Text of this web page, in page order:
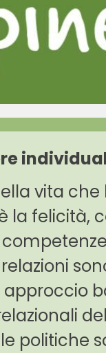
vita
la felicità,
approccio
politiche